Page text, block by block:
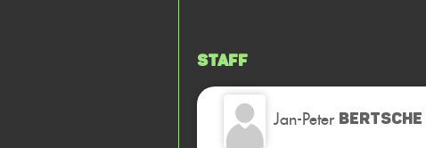
Staff
Jan-Peter BERTSCHE